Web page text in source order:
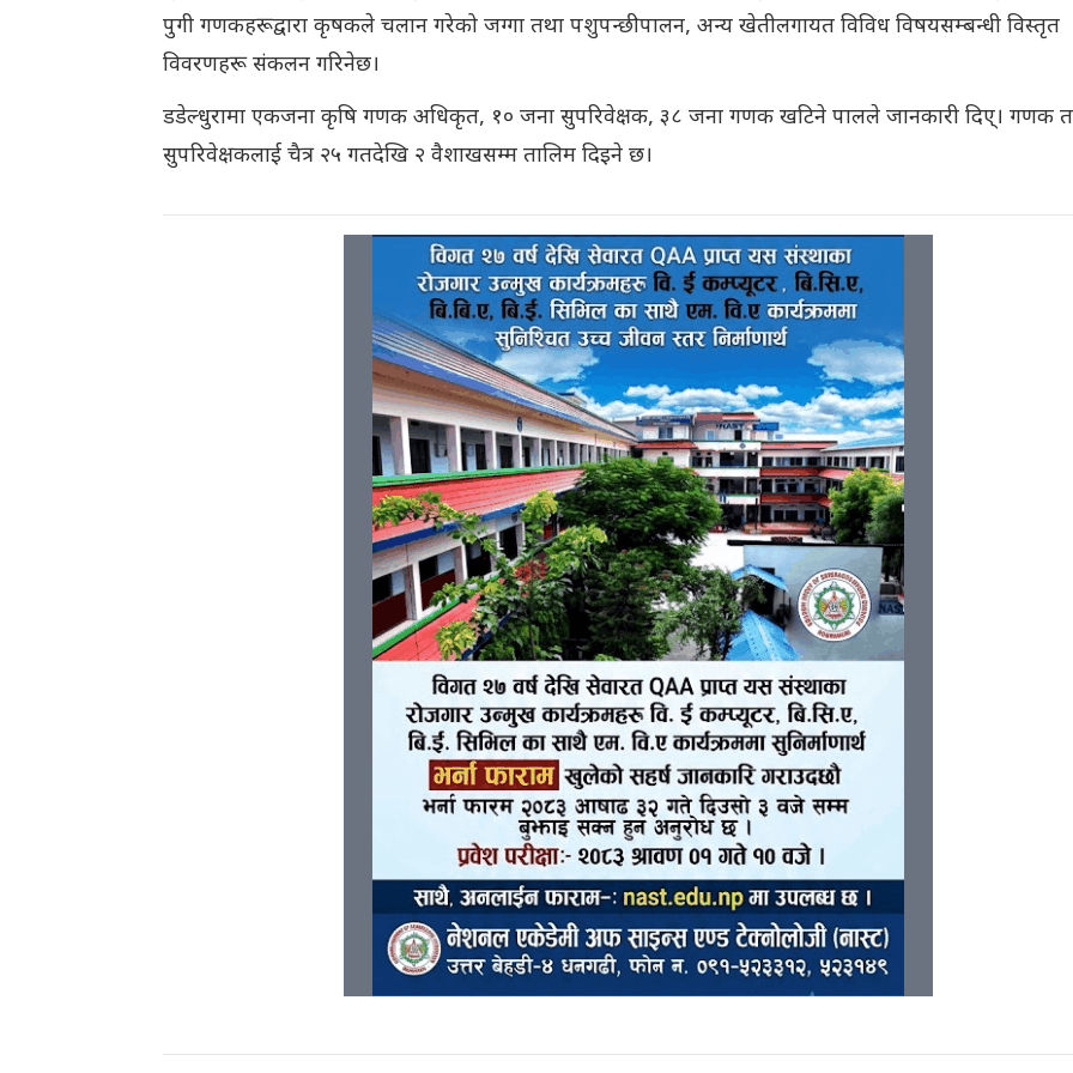
पुगी गणकहरूद्वारा कृषकले चलान गरेको जग्गा तथा पशुपन्छीपालन, अन्य खेतीलगायत विविध विषयसम्बन्धी विस्तृत
विवरणहरू संकलन गरिनेछ।
डडेल्धुरामा एकजना कृषि गणक अधिकृत, १० जना सुपरिवेक्षक, ३८ जना गणक खटिने पालले जानकारी दिए्। गणक
सुपरिवेक्षकलाई चैत्र २५ गतदेखि २ वैशाखसम्म तालिम दिइने छ।